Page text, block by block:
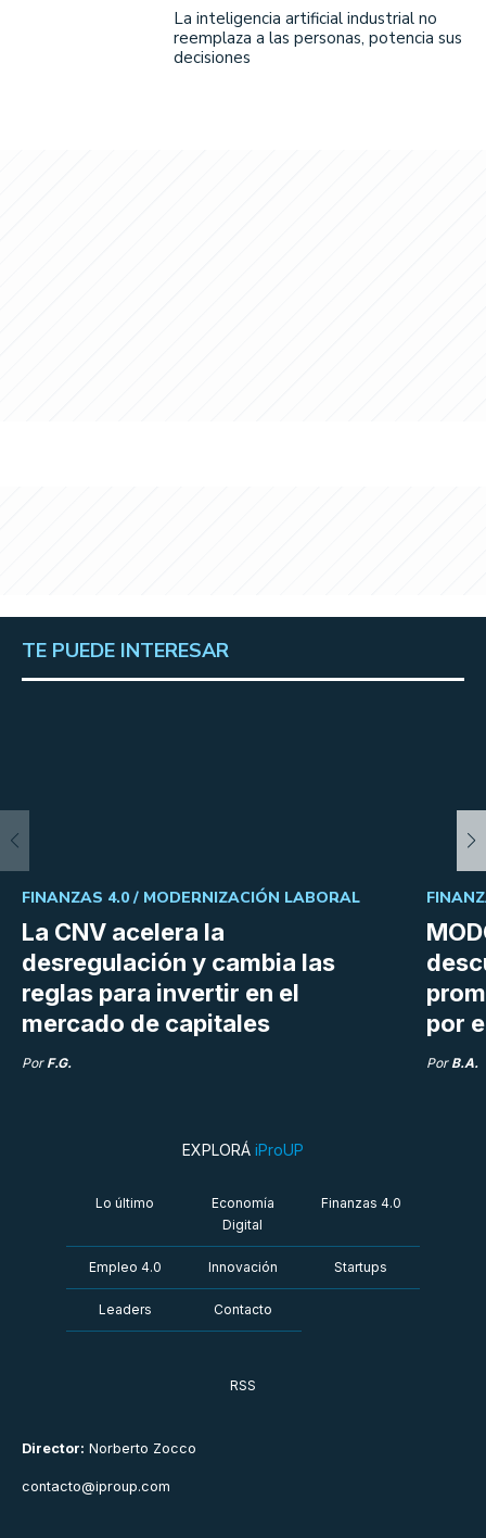
La inteligencia artificial industrial no
reemplaza a las personas, potencia sus
decisiones
TE PUEDE INTERESAR
La CNV acelera la
desregulación y cambia las
reglas para invertir en el
mercado de capitales
FINANZAS 4.0 / MODERNIZACIÓN LABORAL
Por F.G.
por
Por B.A.
Director: Norberto Zocco
contacto@iproup.com
EXPLORÁ iProUP
Lo último
Economía
Digital
Finanzas 4.0
Empleo 4.0 Innovación Startups
Leaders Contacto
RSS